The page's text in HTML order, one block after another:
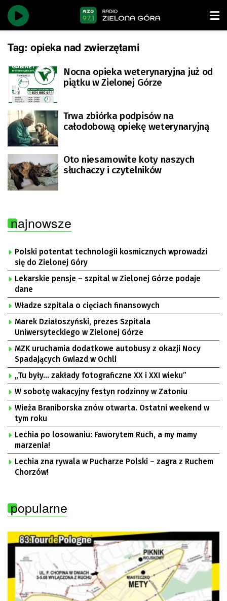
Tag: opieka nad zwierzętami
Nocna opieka weterynaryjna już od
piątku w Zielonej Górze
Trwa zbiórka podpisów na
całodobową opiekę weterynaryjną
Oto niesamowite koty naszych
słuchaczy i czytelników
najnowsze
Polski potentat technologii kosmicznych wprowadzi
się do Zielonej Góry
Lekarskie pensje – szpital w Zielonej Górze podaje
dane
Władze szpitala o cięciach finansowych
Marek Działoszyński, prezes Szpitala
Uniwersyteckiego w Zielonej Górze
MZK uruchamia dodatkowe autobusy z okazji Nocy
Spadających Gwiazd w Ochli
„Tu były… zakłady fotograficzne XX i XXI wieku”
W sobotę wakacyjny festyn rodzinny w Zatoniu
Wieża Braniborska znów otwarta. Ostatni weekend w
tym roku
Lechia po losowaniu: Faworytem Ruch, a my mamy
marzenia!
Lechia zna rywala w Pucharze Polski – zagra z Ruchem
Chorzów!
popularne